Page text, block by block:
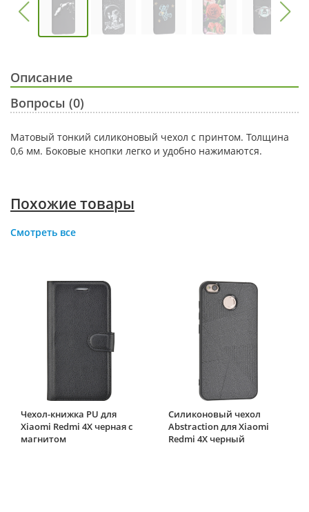
Описание
Вопросы (0)
Матовый тонкий силиконовый чехол с принтом. Толщина
0,6 мм. Боковые кнопки легко и удобно нажимаются.
Похожие товары
Смотреть все
Чехол-книжка PU для
Xiaomi Redmi 4X черная с
магнитом
Силиконовый чехол
Abstraction для Xiaomi
Redmi 4X черный